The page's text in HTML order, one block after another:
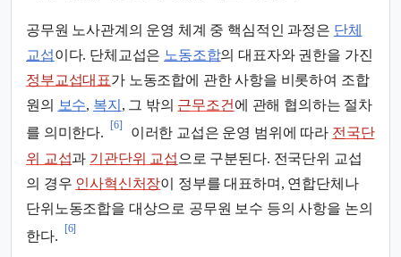
공무원 노사관계의 운영 체계 중 핵심적인 과정은 단체
교섭이다. 단체교섭은 노동조합의 대표자와 권한을 가진
정부교섭대표가 노동조합에 관한 사항을 비롯하여 조합
원의
보수, 복지 , 그 밖의 근무조건 에 관해 협의하는 절차
를 의미한다.
[6]
이러한 교섭은 운영 범위에 따라 전국단
위 교섭과 기관단위 교섭 으로 구분된다. 전국단위 교섭
의 경우 인사혁신처장이 정부를 대표하며, 연합단체나
단위노동조합을 대상으로 공무원 보수 등의 사항을 논의
한다.
[6]